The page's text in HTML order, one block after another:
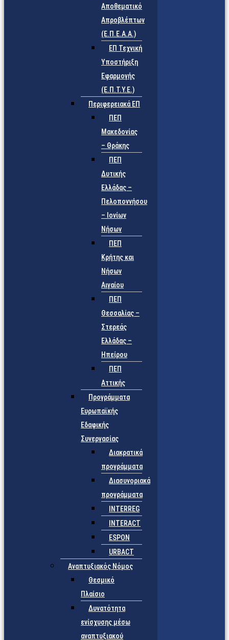
Αποθεματικό
Απροβλέπτων
(Ε.Π.Ε.Α.Α.)
ΕΠ Τεχνική
Υποστήριξη
Εφαρμογής
(Ε.Π.Τ.Υ.Ε.)
Περιφερειακά ΕΠ
ΠΕΠ
Μακεδονίας
– Θράκης
ΠΕΠ
Δυτικής
Ελλάδας –
Πελοποννήσου
– Ιονίων
Νήσων
ΠΕΠ
Κρήτης και
Νήσων
Αιγαίου
ΠΕΠ
Θεσσαλίας –
Στερεάς
Ελλάδας –
Ηπείρου
ΠΕΠ
Αττικής
Προγράμματα
Ευρωπαϊκής
Εδαφικής
Συνεργασίας
Διακρατικά
προγράμματα
Διασυνοριακά
προγράμματα
INTERREG
INTERACT
ESPON
URBACT
Αναπτυξιακός Νόμος
Θεσμικό
Πλαίσιο
Δυνατότητα
ενίσχυσης μέσω
αναπτυξιακού